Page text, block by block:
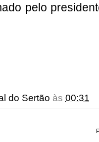
pelo
do Sertão às 00:31